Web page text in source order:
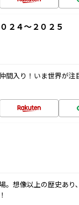
４～２０２５
間入り！いま世界が
。想像以上の歴史あ